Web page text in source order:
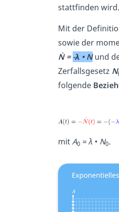
stattfinden wird.
Mit der
sowie der
Ṅ =-λ • N und
Zerfallsgesetz N
folgende
mitA0 =λ • N0.